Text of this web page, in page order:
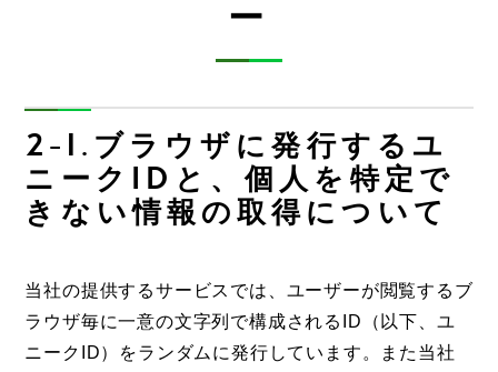
ー
2-1.ブラウザに発行するユ
ニークIDと、個人を特定で
きない情報の取得について
当社の提供するサービスでは、ユーザーが閲覧するブ
ラウザ毎に一意の文字列で構成されるID（以下、ユ
ニークID）をランダムに発行しています。また当社